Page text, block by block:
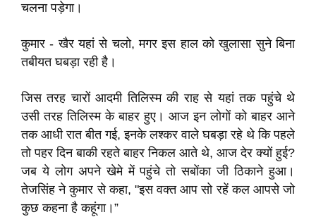
चलना पड़ेगा।
कुमार - खैर यहां से चलो, मगर इस हाल को खुलासा सुने बिना
तबीयत घबड़ा रही है।
जिस तरह चारों आदमी तिलिस्म की राह से यहां तक पहुंचे थे
उसी तरह तिलिस्म के बाहर हुए। आज इन लोगों को बाहर आने
तक आधी रात बीत गई, इनके लश्कर वाले घबड़ा रहे थे कि पहले
तो पहर दिन बाकी रहते बाहर निकल आते थे, आज देर क्यों हुई?
जब ये लोग अपने खेमे में पहुंचे तो सबोंका जी ठिकाने हुआ।
तेजसिंह ने कुमार से कहा, "इस वक्त आप सो रहें कल आपसे जो
कुछ कहना है कहूंगा।”